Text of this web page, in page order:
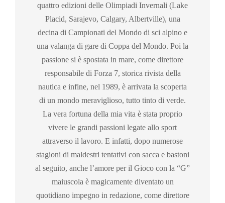
quattro edizioni delle Olimpiadi Invernali (Lake
Placid, Sarajevo, Calgary, Albertville), una
decina di Campionati del Mondo di sci alpino e
una valanga di gare di Coppa del Mondo. Poi la
passione si è spostata in mare, come direttore
responsabile di Forza 7, storica rivista della
nautica e infine, nel 1989, è arrivata la scoperta
di un mondo meraviglioso, tutto tinto di verde.
La vera fortuna della mia vita è stata proprio
vivere le grandi passioni legate allo sport
attraverso il lavoro. E infatti, dopo numerose
stagioni di maldestri tentativi con sacca e bastoni
al seguito, anche l’amore per il Gioco con la “G”
maiuscola è magicamente diventato un
quotidiano impegno in redazione, come direttore